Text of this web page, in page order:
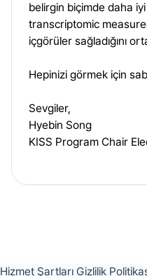
belirgin biçimde daha
transcriptomic
içgörüler sağladığını
Hepinizi görmek için
Sevgiler,
Hyebin Song
KISS Program Chair
Hizmet Şartları Gizlilik